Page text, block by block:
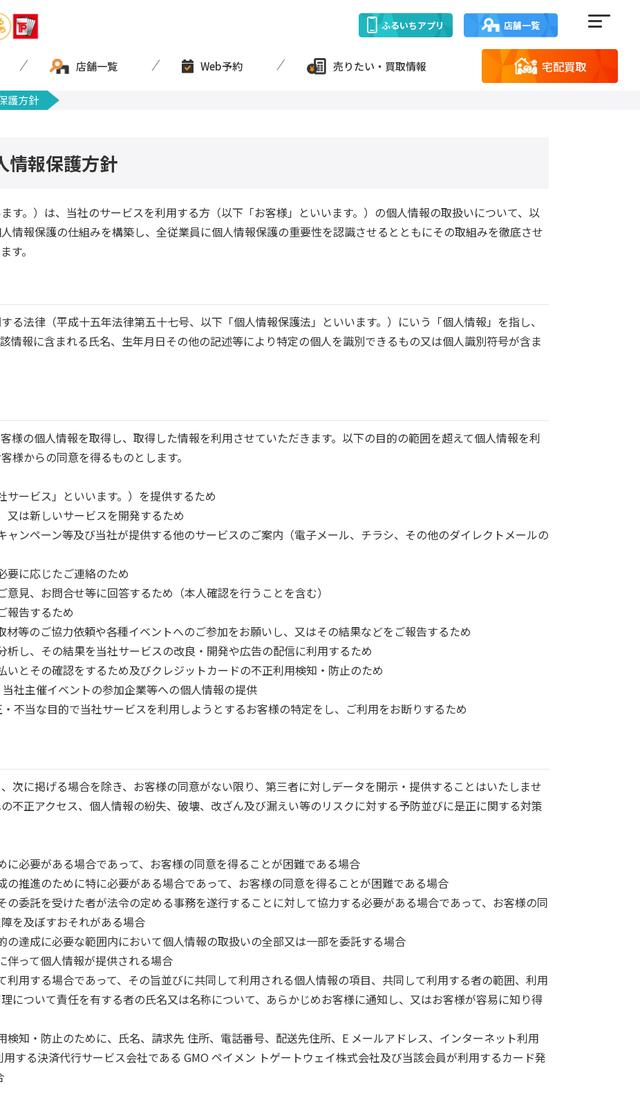
ふるいちアプリ 店舗一覧
店舗一覧 Web予約 売りたい・買取情報 宅配買取
護方針
情報保護方針
す。）は、当社のサービスを利用する方（以下「お客様」といいます。）の個人情報の取扱いについて、以
情報保護の仕組みを構築し、全従業員に個人情報保護の重要性を認識させるとともにその取組みを徹底させ
す。
る法律（平成十五年法律第五十七号、以下「個人情報保護法」といいます。）にいう「個人情報」を指し、
情報に含まれる氏名、生年月日その他の記述等により特定の個人を識別できるもの又は個人識別符号が含ま
様の個人情報を取得し、取得した情報を利用させていただきます。以下の目的の範囲を超えて個人情報を利
様からの同意を得るものとします。
ービス」といいます。）を提供するため
は新しいサービスを開発するため
ンペーン等及び当社が提供する他のサービスのご案内（電子メール、チラシ、その他のダイレクトメールの
要に応じたご連絡のため
見、お問合せ等に回答するため（本人確認を行うことを含む）
報告するため
等のご協力依頼や各種イベントへのご参加をお願いし、又はその結果などをご報告するため
し、その結果を当社サービスの改良・開発や広告の配信に利用するため
とその確認をするため及びクレジットカードの不正利用検知・防止のため
社主催イベントの参加企業等への個人情報の提供
不当な目的で当社サービスを利用しようとするお客様の特定をし、ご利用をお断りするため
次に掲げる場合を除き、お客様の同意がない限り、第三者に対しデータを開示・提供することはいたしませ
不正アクセス、個人情報の紛失、破壊、改ざん及び漏えい等のリスクに対する予防並びに是正に関する対策
必要がある場合であって、お客様の同意を得ることが困難である場合
推進のために特に必要がある場合であって、お客様の同意を得ることが困難である場合
委託を受けた者が法令の定める事務を遂行することに対して協力する必要がある場合であって、お客様の同
を及ぼすおそれがある場合
達成に必要な範囲内において個人情報の取扱いの全部又は一部を委託する場合
伴って個人情報が提供される場合
用する場合であって、その旨並びに共同して利用される個人情報の項目、共同して利用する者の範囲、利用
について責任を有する者の氏名又は名称について、あらかじめお客様に通知し、又はお客様が容易に知り得
知・防止のために、氏名、請求先 住所、電話番号、配送先住所、E メールアドレス、インターネット利用
する決済代行サービス会社である GMO ペイメン トゲートウェイ株式会社及び当該会員が利用するカード発